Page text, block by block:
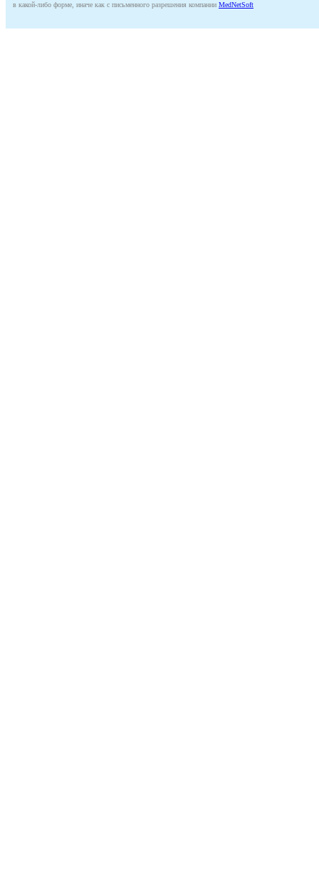
в какой-либо форме, иначе как с письменного разрешения компании MedNetSoft